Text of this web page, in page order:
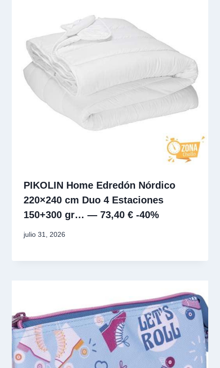
PIKOLIN Home Edredón Nórdico
220×240 cm Duo 4 Estaciones
150+300 gr… — 73,40 € -40%
julio 31, 2026